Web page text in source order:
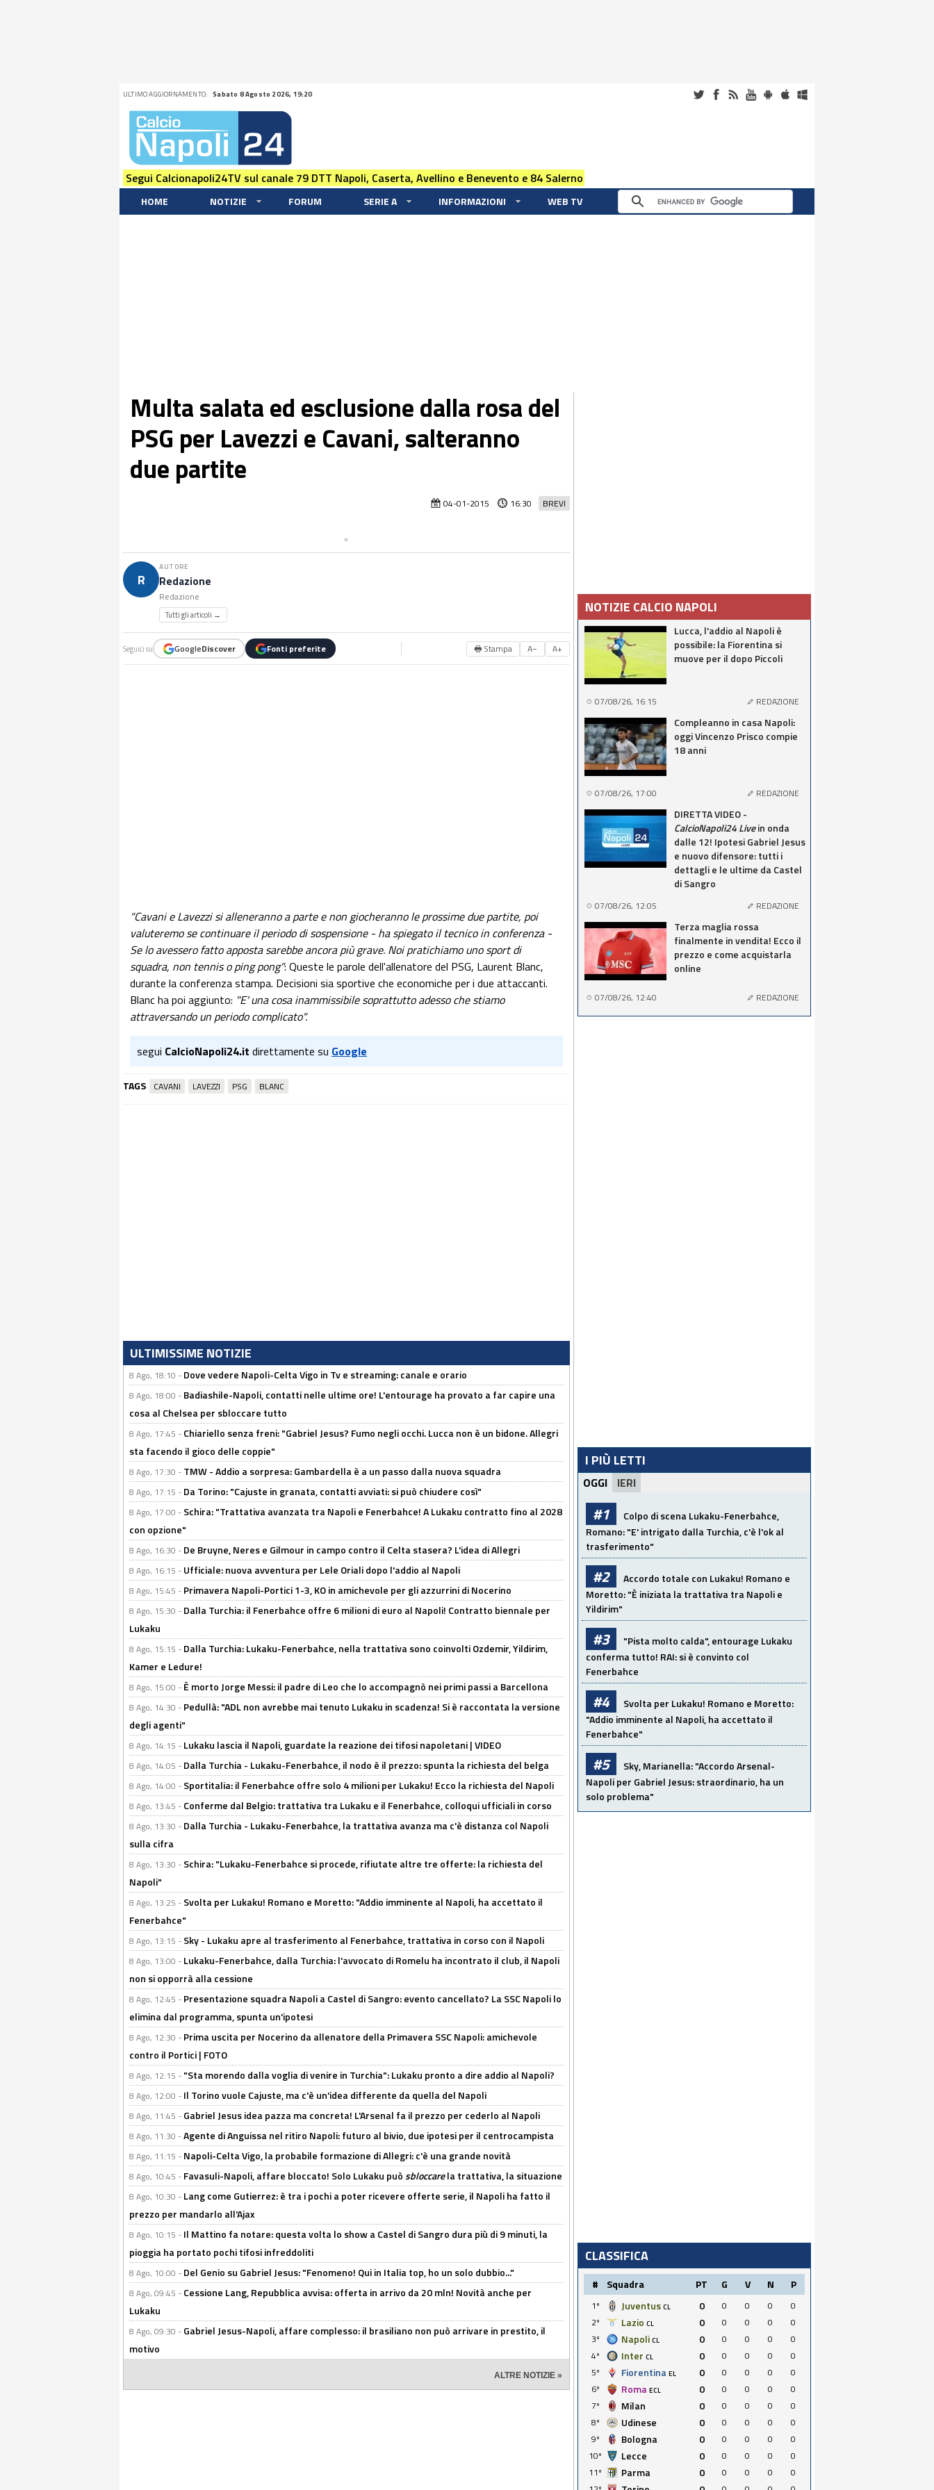
ULTIMO AGGIORNAMENTO: Sabato 8 Agosto 2026, 19:20
Segui Calcionapoli24TV sul canale 79 DTT Napoli, Caserta, Avellino e Benevento e 84 Salerno
HOME NOTIZIE FORUM SERIE A INFORMAZIONI WEB TV
Multa salata ed esclusione dalla rosa del
PSG per Lavezzi e Cavani, salteranno
due partite
BREVI
04-01-2015 16:30
R
AUTORE
Redazione
Redazione
Tutti gli articoli →
Seguici su GoogleDiscover Fonti preferite 🖶 Stampa A− A+
"Cavani e Lavezzi si alleneranno a parte e non giocheranno le prossime due partite, poi
valuteremo se continuare il periodo di sospensione - ha spiegato il tecnico in conferenza -
Se lo avessero fatto apposta sarebbe ancora più grave. Noi pratichiamo uno sport di
squadra, non tennis o ping pong": Queste le parole dell'allenatore del PSG, Laurent Blanc,
durante la conferenza stampa. Decisioni sia sportive che economiche per i due attaccanti.
Blanc ha poi aggiunto: "E' una cosa inammissibile soprattutto adesso che stiamo
attraversando un periodo complicato".
segui CalcioNapoli24.it direttamente su Google
TAGS CAVANI LAVEZZI PSG BLANC
ULTIMISSIME NOTIZIE
8 Ago, 18:10 - Dove vedere Napoli-Celta Vigo in Tv e streaming: canale e orario
8 Ago, 18:00 - Badiashile-Napoli, contatti nelle ultime ore! L'entourage ha provato a far capire una
cosa al Chelsea per sbloccare tutto
8 Ago, 17:45 - Chiariello senza freni: "Gabriel Jesus? Fumo negli occhi. Lucca non è un bidone. Allegri
sta facendo il gioco delle coppie"
8 Ago, 17:30 - TMW - Addio a sorpresa: Gambardella è a un passo dalla nuova squadra
8 Ago, 17:15 - Da Torino: "Cajuste in granata, contatti avviati: si può chiudere così"
8 Ago, 17:00 - Schira: "Trattativa avanzata tra Napoli e Fenerbahce! A Lukaku contratto fino al 2028
con opzione"
8 Ago, 16:30 - De Bruyne, Neres e Gilmour in campo contro il Celta stasera? L'idea di Allegri
8 Ago, 16:15 - Ufficiale: nuova avventura per Lele Oriali dopo l'addio al Napoli
8 Ago, 15:45 - Primavera Napoli-Portici 1-3, KO in amichevole per gli azzurrini di Nocerino
8 Ago, 15:30 - Dalla Turchia: il Fenerbahce offre 6 milioni di euro al Napoli! Contratto biennale per
Lukaku
8 Ago, 15:15 - Dalla Turchia: Lukaku-Fenerbahce, nella trattativa sono coinvolti Ozdemir, Yildirim,
Kamer e Ledure!
8 Ago, 15:00 - È morto Jorge Messi: il padre di Leo che lo accompagnò nei primi passi a Barcellona
8 Ago, 14:30 - Pedullà: "ADL non avrebbe mai tenuto Lukaku in scadenza! Si è raccontata la versione
degli agenti"
8 Ago, 14:15 - Lukaku lascia il Napoli, guardate la reazione dei tifosi napoletani | VIDEO
8 Ago, 14:05 - Dalla Turchia - Lukaku-Fenerbahce, il nodo è il prezzo: spunta la richiesta del belga
8 Ago, 14:00 - Sportitalia: il Fenerbahce offre solo 4 milioni per Lukaku! Ecco la richiesta del Napoli
8 Ago, 13:45 - Conferme dal Belgio: trattativa tra Lukaku e il Fenerbahce, colloqui ufficiali in corso
8 Ago, 13:30 - Dalla Turchia - Lukaku-Fenerbahce, la trattativa avanza ma c'è distanza col Napoli
sulla cifra
8 Ago, 13:30 - Schira: "Lukaku-Fenerbahce si procede, rifiutate altre tre offerte: la richiesta del
Napoli"
8 Ago, 13:25 - Svolta per Lukaku! Romano e Moretto: "Addio imminente al Napoli, ha accettato il
Fenerbahce"
8 Ago, 13:15 - Sky - Lukaku apre al trasferimento al Fenerbahce, trattativa in corso con il Napoli
8 Ago, 13:00 - Lukaku-Fenerbahce, dalla Turchia: l'avvocato di Romelu ha incontrato il club, il Napoli
non si opporrà alla cessione
8 Ago, 12:45 - Presentazione squadra Napoli a Castel di Sangro: evento cancellato? La SSC Napoli lo
elimina dal programma, spunta un'ipotesi
8 Ago, 12:30 - Prima uscita per Nocerino da allenatore della Primavera SSC Napoli: amichevole
contro il Portici | FOTO
8 Ago, 12:15 - "Sta morendo dalla voglia di venire in Turchia": Lukaku pronto a dire addio al Napoli?
8 Ago, 12:00 - Il Torino vuole Cajuste, ma c'è un'idea differente da quella del Napoli
8 Ago, 11:45 - Gabriel Jesus idea pazza ma concreta! L'Arsenal fa il prezzo per cederlo al Napoli
8 Ago, 11:30 -Agente di Anguissa nel ritiro Napoli: futuro al bivio, due ipotesi per il centrocampista
8 Ago, 11:15 - Napoli-Celta Vigo, la probabile formazione di Allegri: c'è una grande novità
8 Ago, 10:45 - Favasuli-Napoli, affare bloccato! Solo Lukaku puòsbloccarela trattativa, la situazione
8 Ago, 10:30 - Lang come Gutierrez: è tra i pochi a poter ricevere offerte serie, il Napoli ha fatto il
prezzo per mandarlo all'Ajax
8 Ago, 10:15 - Il Mattino fa notare: questa volta lo show a Castel di Sangro dura più di 9 minuti, la
pioggia ha portato pochi tifosi infreddoliti
8 Ago, 10:00 - Del Genio su Gabriel Jesus: "Fenomeno! Qui in Italia top, ho un solo dubbio..."
8 Ago, 09:45 - Cessione Lang, Repubblica avvisa: offerta in arrivo da 20 mln! Novità anche per
Lukaku
8 Ago, 09:30 - Gabriel Jesus-Napoli, affare complesso: il brasiliano non può arrivare in prestito, il
motivo
ALTRE NOTIZIE »
NOTIZIE CALCIO NAPOLI
Lucca, l'addio al Napoli è
possibile: la Fiorentina si
muove per il dopo Piccoli
07/08/26, 16:15 REDAZIONE
Compleanno in casa Napoli:
oggi Vincenzo Prisco compie
18 anni
07/08/26, 17:00 REDAZIONE
DIRETTA VIDEO -
CalcioNapoli24 Livein onda
dalle 12! Ipotesi Gabriel Jesus
e nuovo difensore: tutti i
dettagli e le ultime da Castel
di Sangro
07/08/26, 12:05 REDAZIONE
Terza maglia rossa
finalmente in vendita! Ecco il
prezzo e come acquistarla
online
07/08/26, 12:40 REDAZIONE
I PIÙ LETTI
OGGI IERI
#1
Colpo di scena Lukaku-Fenerbahce,
Romano: "E' intrigato dalla Turchia, c'è l'ok al
trasferimento"
#2
Accordo totale con Lukaku! Romano e
Moretto: "È iniziata la trattativa tra Napoli e
Yildirim"
#3
"Pista molto calda", entourage Lukaku
conferma tutto! RAI: si è convinto col
Fenerbahce
#4
Svolta per Lukaku! Romano e Moretto:
"Addio imminente al Napoli, ha accettato il
Fenerbahce"
#5
Sky, Marianella: "Accordo Arsenal-
Napoli per Gabriel Jesus: straordinario, ha un
solo problema"
CLASSIFICA
# Squadra PT G V N P
1º Juventus CL 0 0 0 0
0
2º
Lazio CL 0 0 0 0
0
3º
Napoli CL 0 0 0 0
0
4º
Inter CL 0 0 0 0
0
5º
Fiorentina EL 0 0 0 0
0
6º
Roma ECL 0 0 0 0
0
7º
Milan 0 0 0 0
0
8º
Udinese 0 0 0 0
0
9º
Bologna 0 0 0 0
0
10º
Lecce 0 0 0 0
0
11º
Parma 0 0 0 0
0